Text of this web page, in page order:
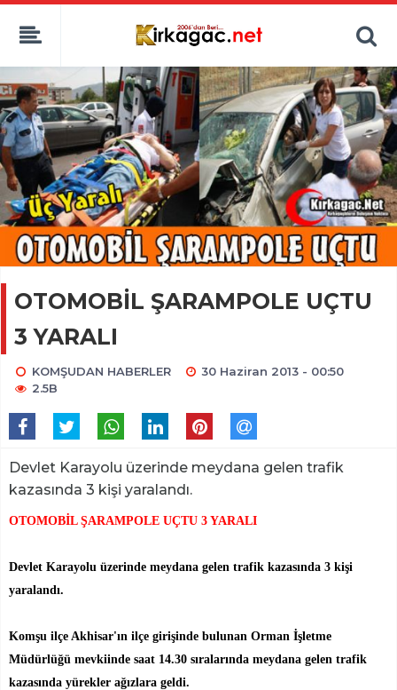
OTOMOBİL ŞARAMPOLE UÇTU
3 YARALI
KOMŞUDAN HABERLER
30 Haziran 2013 - 00:50
2.5B
Devlet Karayolu üzerinde meydana gelen trafik
kazasında 3 kişi yaralandı.
OTOMOBİL ŞARAMPOLE UÇTU 3 YARALI
Devlet Karayolu üzerinde meydana gelen trafik kazasında 3 kişi
yaralandı.
Komşu ilçe Akhisar'ın ilçe girişinde bulunan Orman İşletme
Müdürlüğü mevkiinde saat 14.30 sıralarında meydana gelen trafik
kazasında yürekler ağızlara geldi.